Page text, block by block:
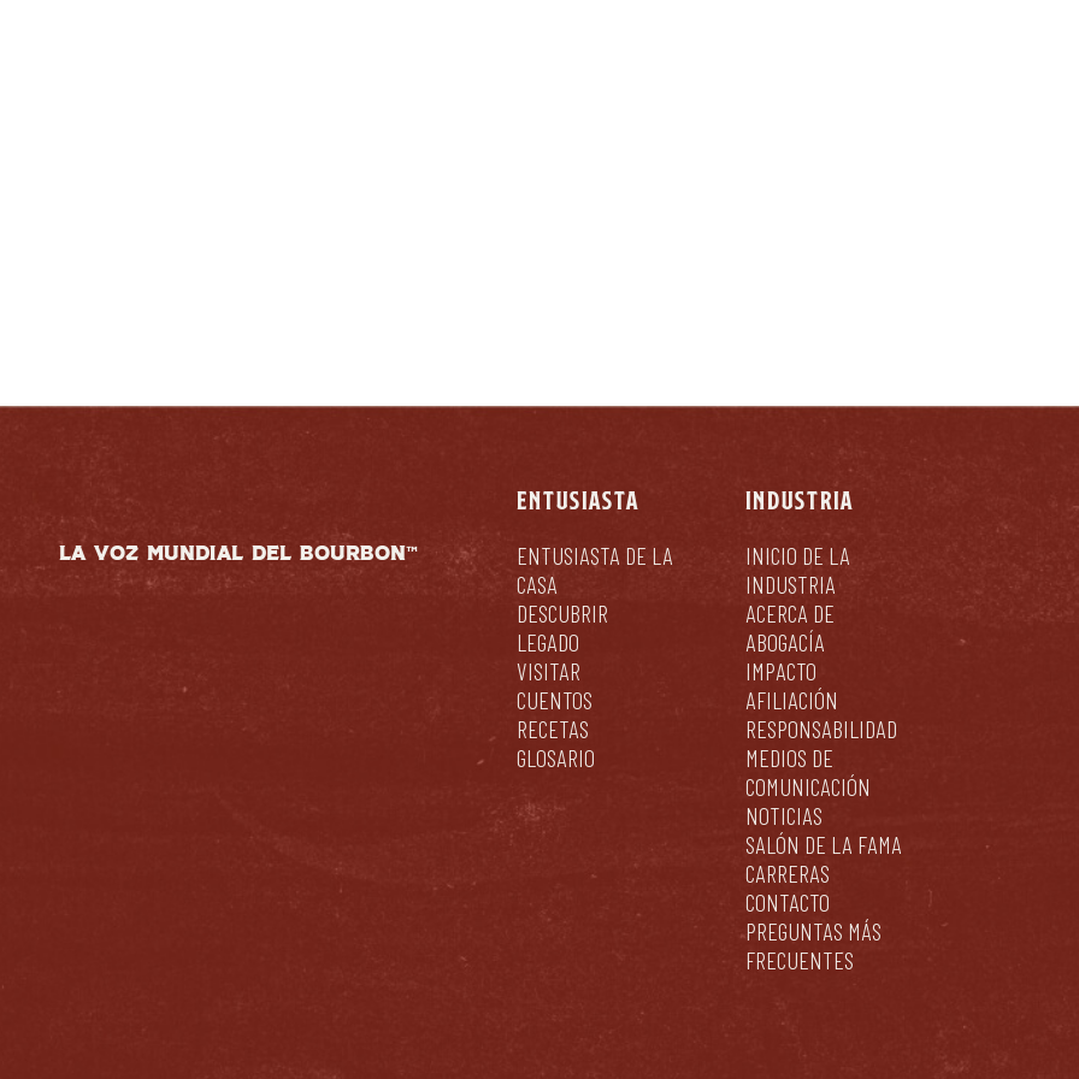
LA VOZ MUNDIAL DEL BOURBON™
ENTUSIASTA
ENTUSIASTA DE LA
CASA
DESCUBRIR
LEGADO
VISITAR
CUENTOS
RECETAS
GLOSARIO
INDUSTRIA
INICIO DE LA
INDUSTRIA
ACERCA DE
ABOGACÍA
IMPACTO
AFILIACIÓN
RESPONSABILIDAD
MEDIOS DE
COMUNICACIÓN
NOTICIAS
SALÓN DE LA FAMA
CARRERAS
CONTACTO
PREGUNTAS MÁS
FRECUENTES